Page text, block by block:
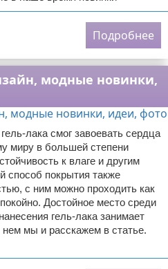
Подробнее
модные новинки,
лака смог завоевать сердца
миру в большей степени
к влаге и другим
способ покрытия также
с ним можно проходить как
Достойное место среди
гель-лака занимает
мы и расскажем в статье.